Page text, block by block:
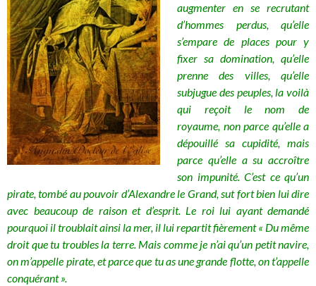
augmenter en se recrutant
d’hommes perdus, qu’elle
s’empare de places pour y
fixer sa domination, qu’elle
prenne des villes, qu’elle
subjugue des peuples, la voilà
qui reçoit le nom de
royaume, non parce qu’elle a
dépouillé sa cupidité, mais
parce qu’elle a su accroître
son impunité. C’est ce qu’un
pirate, tombé au pouvoir d’Alexandre le Grand, sut fort bien lui dire
avec beaucoup de raison et d’esprit. Le roi lui ayant demandé
pourquoi il troublait ainsi la mer, il lui repartit fièrement « Du même
droit que tu troubles la terre. Mais comme je n’ai qu’un petit navire,
on m’appelle pirate, et parce que tu as une grande flotte, on t’appelle
conquérant ».